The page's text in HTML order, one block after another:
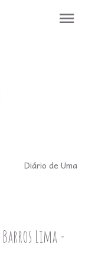
menu
Diário de Uma
Lima -